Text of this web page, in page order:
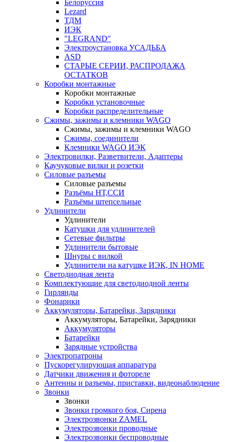
Белоруссия
Lezard
ТДМ
ИЭК
"LEGRAND"
Электроустановка УСАДЬБА
ASD
СТАРЫЕ СЕРИИ, РАСПРОДАЖА
ОСТАТКОВ
Коробки монтажные
Коробки монтажные
Коробки установочные
Коробки распределительные
Сжимы, зажимы и клемники WAGO
Сжимы, зажимы и клемники WAGO
Сжимы, соединители
Клемники WAGO ИЭК
Электровилки, Разветвители, Адаптеры
Каучуковые вилки и розетки
Силовые разъемы
Силовые разъемы
Разъёмы НТ,ССИ
Разъёмы штепсельные
Удлинители
Удлинители
Катушки для удлинителей
Сетевые фильтры
Удлинители бытовые
Шнуры с вилкой
Удлинители на катушке ИЭК, IN HOME
Светодиодная лента
Комплектующие для светодиодной ленты
Гирлянды
Фонарики
Аккумуляторы, Батарейки, Зарядники
Аккумуляторы, Батарейки, Зарядники
Аккумуляторы
Батарейки
Зарядные устройства
Электропатроны
Пускорегулирующая аппаратура
Датчики движения и фотореле
Антенны и разъемы, приставки, видеонаблюдение
Звонки
Звонки
Звонки громкого боя, Сирена
Электрозвонки ZAMEL
Электрозвонки проводные
Электрозвонки беспроводные